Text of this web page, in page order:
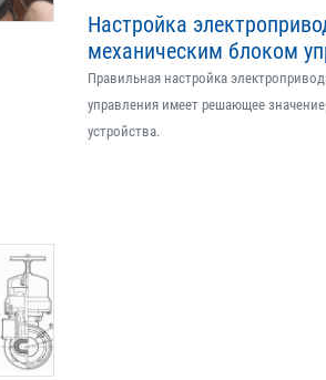
Настройка
механическим блоком
Правильная настройка
управления имеет решающее
устройства.